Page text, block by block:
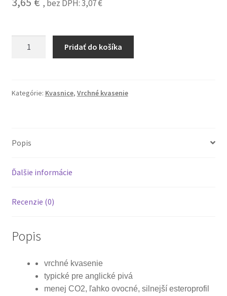
, bez DPH:3,07€
Pridať do košíka
Kategórie: Kvasnice, Vrchné kvasenie
Popis
Ďalšie informácie
Recenzie (0)
Popis
vrchné kvasenie
typické pre anglické pivá
menej CO2, ľahko ovocné, silnejší esteroprofil